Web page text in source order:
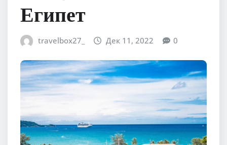
Египет
travelbox27_ Дек 11, 2022 0